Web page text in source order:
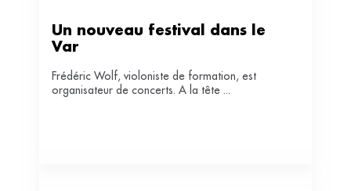
Un nouveau festival dans le
Var
Frédéric Wolf, violoniste de formation, est
organisateur de concerts. A la tête ...